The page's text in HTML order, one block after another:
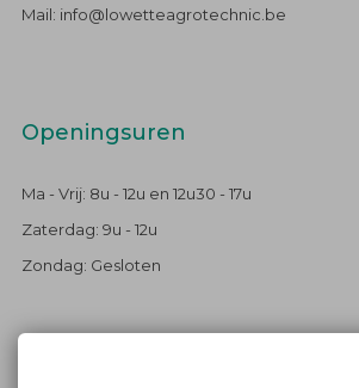
Mail: info@lowetteagrotechnic.be
Openingsuren
Ma - Vrij: 8u - 12u en 12u30 - 17u
Zaterdag: 9u - 12u
Zondag: Gesloten